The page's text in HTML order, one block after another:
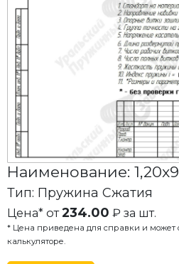
Наименование:
Тип: Пружина Сжатия
Цена* от234.00 ₽ за шт.
* Цена приведена для справки и может
калькуляторе.